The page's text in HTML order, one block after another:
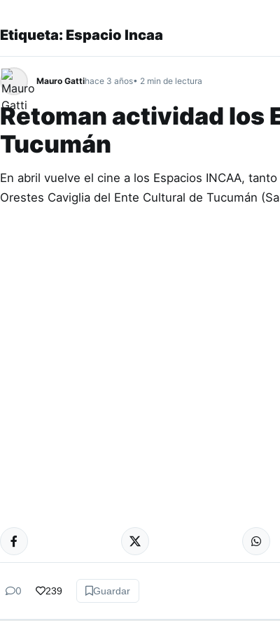
Etiqueta: Espacio Incaa
Mauro Gattihace 3 años• 2 min de lectura
Retoman actividad los
Tucumán
En abril vuelve el cine a los Espacios INCAA,
Orestes Caviglia del Ente Cultural de Tucumán
CULTURA
0 239 Guardar